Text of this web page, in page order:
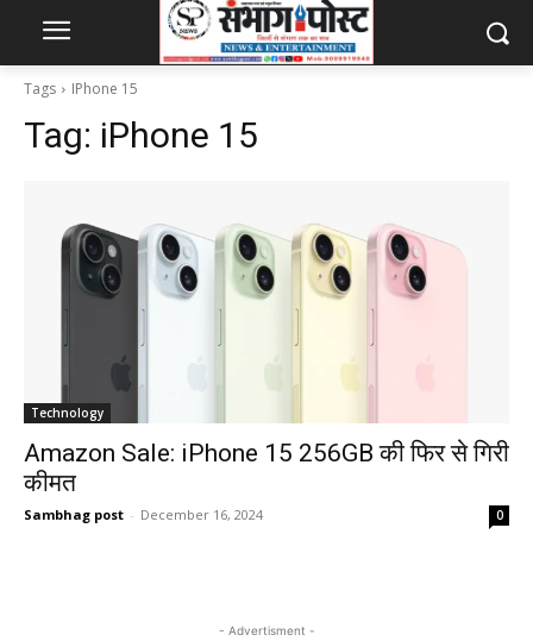
Tags IPhone 15
Tag: iPhone 15
Technology
Amazon Sale: iPhone 15 256GB की फिर से गिरी
कीमत
Sambhag post - December 16, 2024 0
- Advertisment -